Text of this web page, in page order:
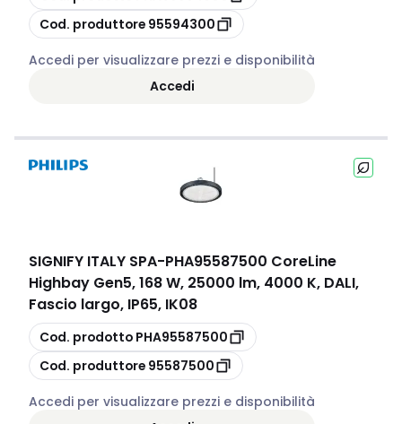
copia
Cod. produttore 95594300
Accedi per visualizzare prezzi e disponibilità
Accedi
SIGNIFY ITALY SPA-PHA95587500 CoreLine
Highbay Gen5, 168 W, 25000 lm, 4000 K, DALI,
Fascio largo, IP65, IK08
copia
Cod. prodotto PHA95587500
copia
Cod. produttore 95587500
Accedi per visualizzare prezzi e disponibilità